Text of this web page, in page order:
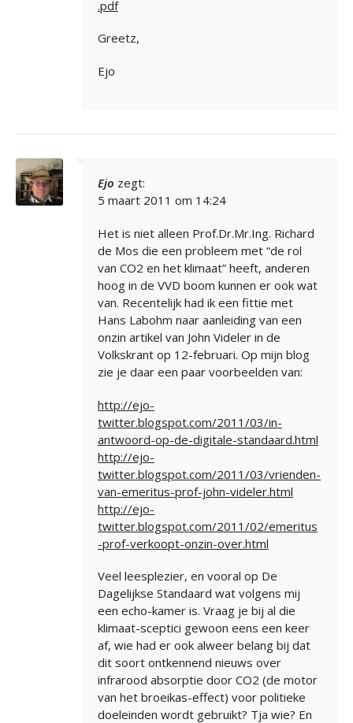
.pdf
Greetz,
Ejo
Ejo zegt:
5 maart 2011 om 14:24
Het is niet alleen Prof.Dr.Mr.Ing. Richard
de Mos die een probleem met “de rol
van CO2 en het klimaat” heeft, anderen
hoog in de VVD boom kunnen er ook wat
van. Recentelijk had ik een fittie met
Hans Labohm naar aanleiding van een
onzin artikel van John Videler in de
Volkskrant op 12-februari. Op mijn blog
zie je daar een paar voorbeelden van:
http://ejo-
twitter.blogspot.com/2011/03/in-
antwoord-op-de-digitale-standaard.html
http://ejo-
twitter.blogspot.com/2011/03/vrienden-
van-emeritus-prof-john-videler.html
http://ejo-
twitter.blogspot.com/2011/02/emeritus
-prof-verkoopt-onzin-over.html
Veel leesplezier, en vooral op De
Dagelijkse Standaard wat volgens mij
een echo-kamer is. Vraag je bij al die
klimaat-sceptici gewoon eens een keer
af, wie had er ook alweer belang bij dat
dit soort ontkennend nieuws over
infrarood absorptie door CO2 (de motor
van het broeikas-effect) voor politieke
doeleinden wordt gebruikt? Tja wie? En